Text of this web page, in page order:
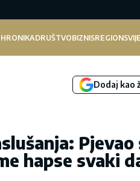
DRUŠTVOBIZNISREGION
Dodaj kao
Pjevao
hapse svaki